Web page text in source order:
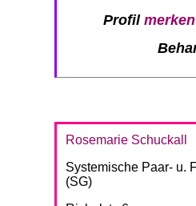
Profil merken
Rosemarie Schuckall
Systemische Paar- u.
(SG)